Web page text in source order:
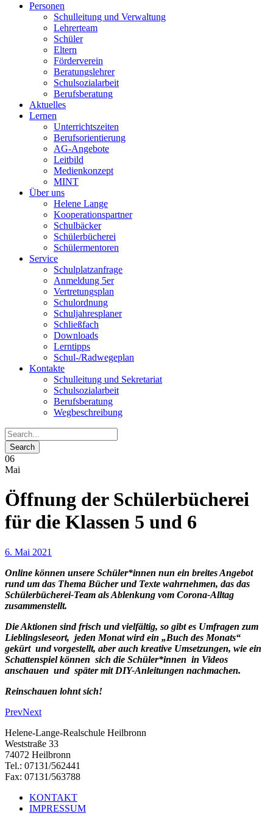
Personen
Schulleitung und Verwaltung
Lehrerteam
Schüler
Eltern
Förderverein
Beratungslehrer
Schulsozialarbeit
Berufsberatung
Aktuelles
Lernen
Unterrichtszeiten
Berufsorientierung
AG-Angebote
Leitbild
Medienkonzept
MINT
Über uns
Helene Lange
Kooperationspartner
Schulbäcker
Schülerbücherei
Schülermentoren
Service
Schulplatzanfrage
Anmeldung 5er
Vertretungsplan
Schulordnung
Schuljahresplaner
Schließfach
Downloads
Lerntipps
Schul-/Radwegeplan
Kontakte
Schulleitung und Sekretariat
Schulsozialarbeit
Berufsberatung
Wegbeschreibung
06
Mai
Öffnung der Schülerbücherei
für die Klassen 5 und 6
6. Mai 2021
Online können unsere Schüler*innen nun ein breites Angebot
rund um das Thema Bücher und Texte wahrnehmen, das das
Schülerbücherei-Team als Ablenkung vom Corona-Alltag
zusammenstellt.
Die Aktionen sind frisch und vielfältig, so gibt es Umfragen zum
Lieblingsleseort, jeden Monat wird ein „Buch des Monats“
gekürt und vorgestellt, aber auch kreative Umsetzungen, wie ein
Schattenspiel können sich die Schüler*innen in Videos
anschauen und später mit DIY-Anleitungen nachmachen.
Reinschauen lohnt sich!
PrevNext
Helene-Lange-Realschule Heilbronn
Weststraße 33
74072 Heilbronn
Tel.: 07131/562441
Fax: 07131/563788
KONTAKT
IMPRESSUM